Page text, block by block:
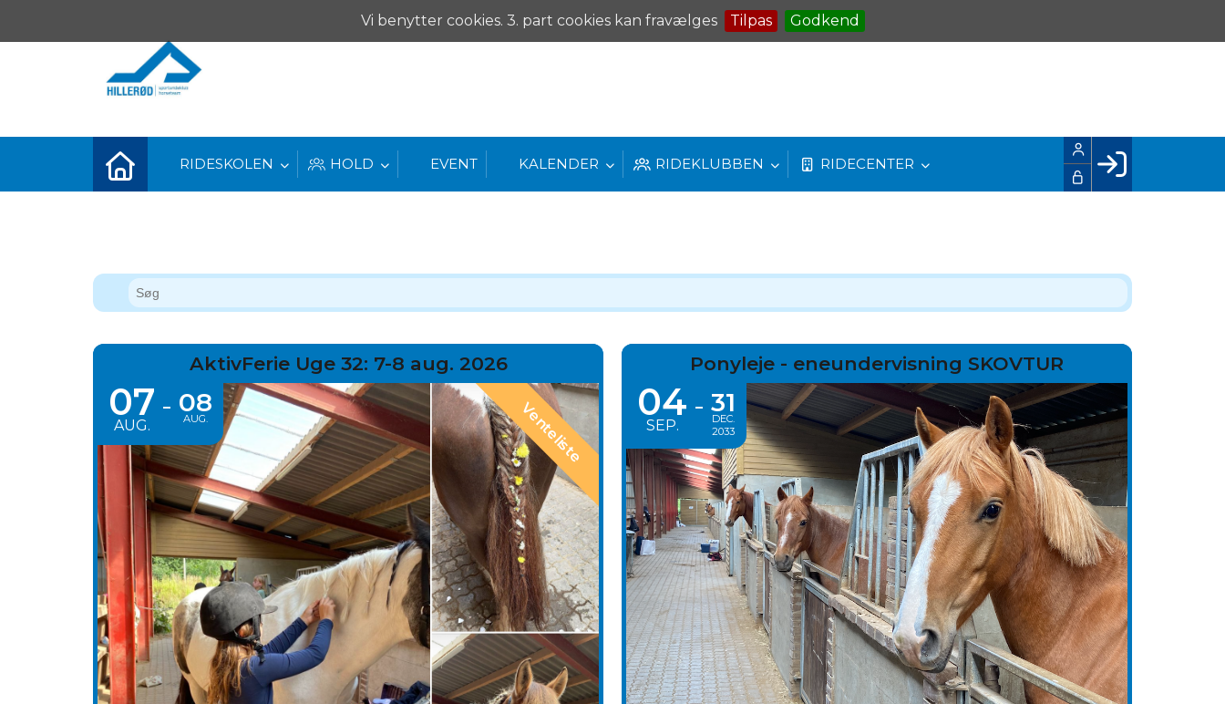
Vi benytter cookies. 3. part cookies kan fravælges Tilpas Godkend
RIDESKOLEN HOLD EVENT KALENDER RIDEKLUBBEN RIDECENTER
AktivFerie Uge 32: 7-8 aug. 2026
07
AUG.
- 08
AUG. Venteliste
Ponyleje - eneundervisning SKOVTUR
04
SEP.
- 31
DEC.
2033